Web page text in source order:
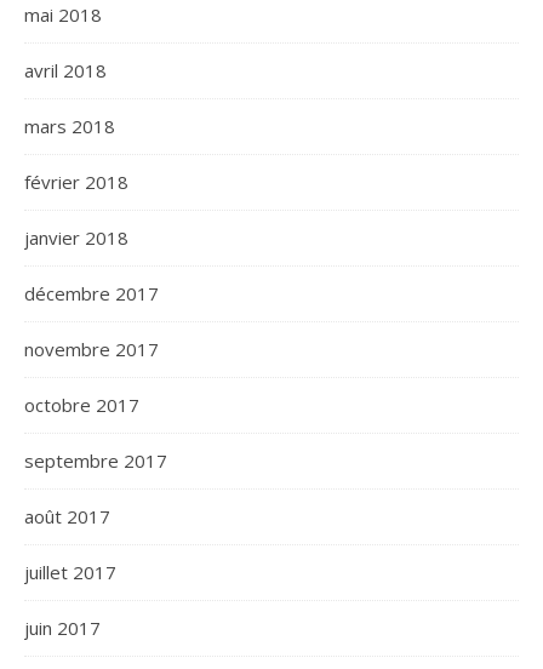
mai 2018
avril 2018
mars 2018
février 2018
janvier 2018
décembre 2017
novembre 2017
octobre 2017
septembre 2017
août 2017
juillet 2017
juin 2017